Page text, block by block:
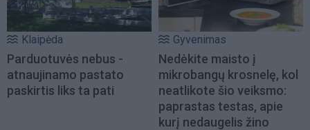
Klaipėda
Parduotuvės nebus -
atnaujinamo pastato
paskirtis liks ta pati
Gyvenimas
Nedėkite maisto į
mikrobangų krosnelę, kol
neatlikote šio veiksmo:
paprastas testas, apie
kurį nedaugelis žino